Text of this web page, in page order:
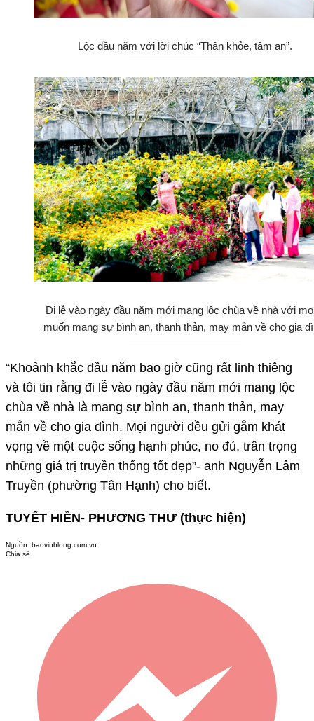
Lộc đầu năm với lời chúc “Thân khỏe, tâm an”.
Đi lễ vào ngày đầu năm mới mang lộc chùa về nhà với
muốn mang sự bình an, thanh thản, may mắn về cho gia
“Khoảnh khắc đầu năm bao giờ cũng rất linh thiêng
và tôi tin rằng đi lễ vào ngày đầu năm mới mang lộc
chùa về nhà là mang sự bình an, thanh thản, may
mắn về cho gia đình. Mọi người đều gửi gắm khát
vọng về một cuộc sống hạnh phúc, no đủ, trân trọng
những giá trị truyền thống tốt đẹp”- anh Nguyễn Lâm
Truyền (phường Tân Hạnh) cho biết.
TUYẾT HIỀN- PHƯƠNG THƯ (thực hiện)
Nguồn: baovinhlong.com.vn
Chia sẻ